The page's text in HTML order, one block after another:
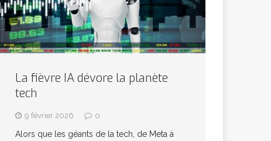
La fièvre IA dévore la planète
tech
9 février 2026 0
Alors que les géants de la tech, de Meta à